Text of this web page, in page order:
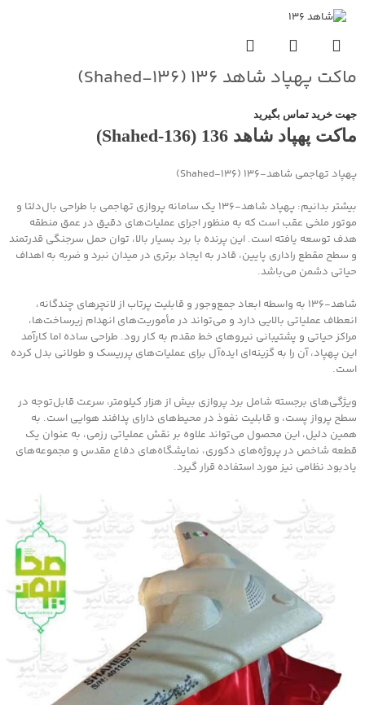
ماکت پهپاد شاهد ۱۳۶ (Shahed‑۱۳۶)
جهت خرید تماس بگیرید
ماکت پهپاد شاهد 136 (Shahed‑136)
پهپاد تهاجمی شاهد‑۱۳۶ (Shahed‑136)
بیشتر بدانیم: پهپاد شاهد‑۱۳۶ یک سامانه پروازی تهاجمی با طراحی بال‌دلتا و
موتور ملخی عقب است که به منظور اجرای عملیات‌های دقیق در عمق منطقه
هدف توسعه یافته است. این پرنده با برد بسیار بالا، توان حمل سرجنگی قدرتمند
و سطح مقطع راداری پایین، قادر به ایجاد برتری در میدان نبرد و ضربه به اهداف
حیاتی دشمن می‌باشد.
شاهد‑۱۳۶ به واسطه ابعاد جمع‌وجور و قابلیت پرتاب از لانچرهای چندگانه،
انعطاف عملیاتی بالایی دارد و می‌تواند در مأموریت‌های انهدام زیرساخت‌ها،
مراکز حیاتی و پشتیبانی نیروهای خط مقدم به کار رود. طراحی ساده اما کارآمد
این پهپاد، آن را به گزینه‌ای ایده‌آل برای عملیات‌های پرریسک و طولانی بدل کرده
است.
ویژگی‌های برجسته شامل برد پروازی بیش از هزار کیلومتر، سرعت قابل‌توجه در
سطح پرواز پست، و قابلیت نفوذ در محیط‌های دارای پدافند هوایی است. به
همین دلیل، این محصول می‌تواند علاوه بر نقش عملیاتی رزمی، به عنوان یک
قطعه شاخص در پروژه‌های دکوری، نمایشگاه‌های دفاع مقدس و مجموعه‌های
یادبود نظامی نیز مورد استفاده قرار گیرد.